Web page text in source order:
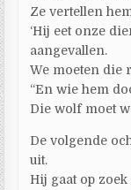
Ze vertellen
‘Hij eet onze
aangevallen.
We moeten die
“En wie hem
Die wolf moet
De volgende
uit.
Hij gaat op